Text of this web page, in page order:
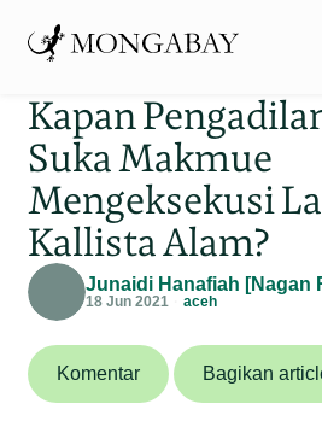
Kapan
Suka Makmue
Mengeksekusi
Kallista Alam?
Junaidi Hanafiah [Nagan
18 Jun 2021 aceh
Komentar Bagikan